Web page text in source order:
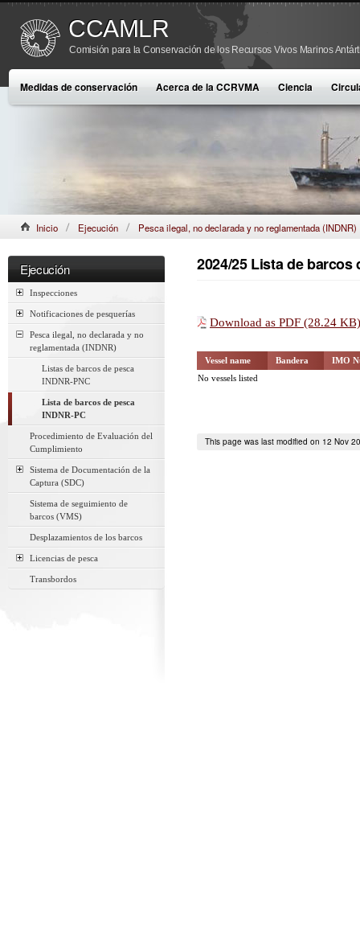
CCAMLR
Comisión para la Conservación de los Recursos Vivos Marinos
Medidas de conservación Acerca de la CCRVMA Ciencia
Inicio Ejecución Pesca ilegal, no declarada y no reglamentada (INDNR)
Ejecución
Inspecciones
Notificaciones de pesquerías
Pesca ilegal, no declarada y no
reglamentada (INDNR)
Listas de barcos de pesca
INDNR-PNC
Lista de barcos de pesca
INDNR-PC
Procedimiento de Evaluación del
Cumplimiento
Sistema de Documentación de la
Captura (SDC)
Sistema de seguimiento de
barcos (VMS)
Desplazamientos de los barcos
Licencias de pesca
Transbordos
2024/25 Lista de barcos
Download as PDF (28.24 KB)
Vessel name Bandera
IMO
No vessels listed
This page was last modified on 12 Nov